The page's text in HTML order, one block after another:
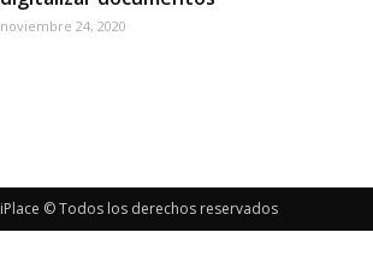
noviembre 24, 2020
iPlace © Todos los derechos reservados